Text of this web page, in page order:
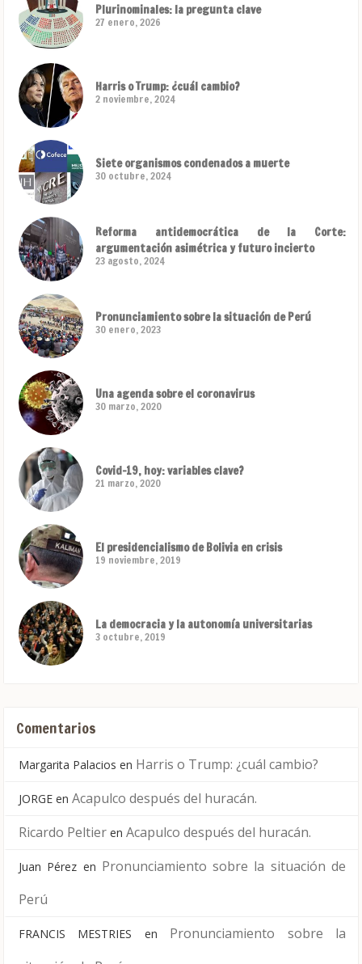
Plurinominales: la pregunta clave
27 enero, 2026
Harris o Trump: ¿cuál cambio?
2 noviembre, 2024
Siete organismos condenados a muerte
30 octubre, 2024
Reforma antidemocrática de la Corte:
argumentación asimétrica y futuro incierto
23 agosto, 2024
Pronunciamiento sobre la situación de Perú
30 enero, 2023
Una agenda sobre el coronavirus
30 marzo, 2020
Covid-19, hoy: variables clave?
21 marzo, 2020
El presidencialismo de Bolivia en crisis
19 noviembre, 2019
La democracia y la autonomía universitarias
3 octubre, 2019
Comentarios
Margarita Palacios en Harris o Trump: ¿cuál cambio?
JORGE en Acapulco después del huracán.
Ricardo Peltier en Acapulco después del huracán.
Juan Pérez en Pronunciamiento sobre la situación de
Perú
FRANCIS MESTRIES en Pronunciamiento sobre la